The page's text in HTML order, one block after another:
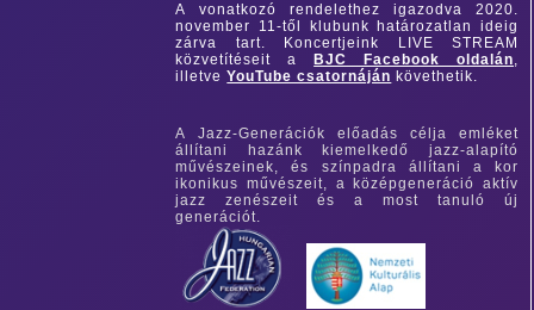
A vonatkozó rendelethez igazodva 2020.
november 11-től klubunk határozatlan ideig
zárva tart. Koncertjeink LIVE STREAM
közvetítéseit a
BJC Facebook oldalán,
illetveYouTube csatornáján követhetik.
A Jazz-Generációk előadás célja emléket
állítani hazánk kiemelkedő jazz-alapító
művészeinek, és színpadra állítani a kor
ikonikus művészeit, a középgeneráció aktív
jazz zenészeit és a most tanuló új
generációt.